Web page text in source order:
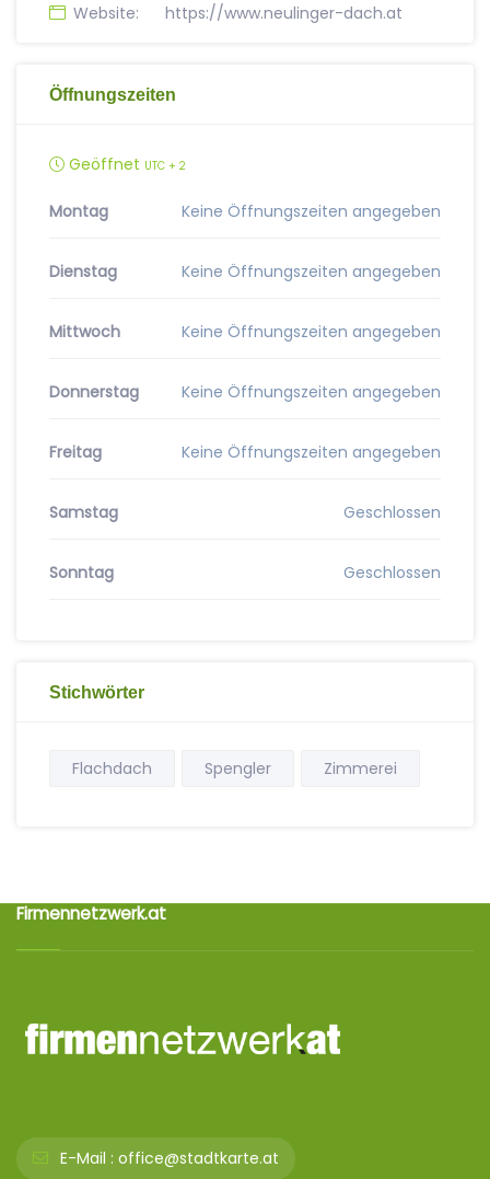
Website: https://www.neulinger-dach.at
Öffnungszeiten
Geöffnet UTC + 2
Montag Keine Öffnungszeiten angegeben
Dienstag Keine Öffnungszeiten angegeben
Mittwoch Keine Öffnungszeiten angegeben
Donnerstag Keine Öffnungszeiten angegeben
Freitag Keine Öffnungszeiten angegeben
Samstag Geschlossen
Sonntag Geschlossen
Stichwörter
Flachdach Spengler Zimmerei
Firmennetzwerk.at
E-Mail : office@stadtkarte.at